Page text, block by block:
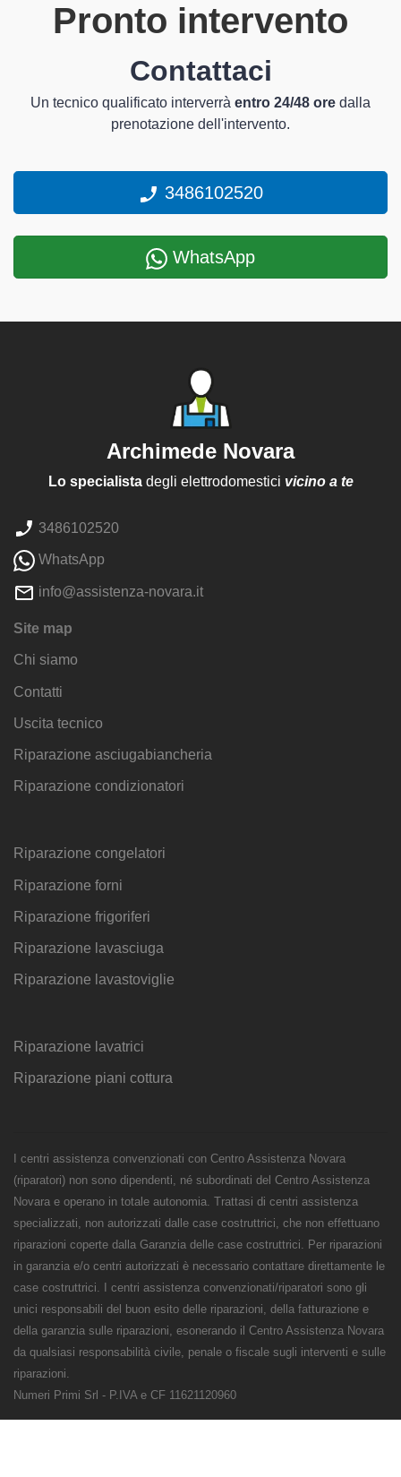
Pronto intervento
Contattaci
Un tecnico qualificato interverrà entro 24/48 ore dalla
prenotazione dell'intervento.
3486102520
WhatsApp
Archimede Novara
Lo specialistadegli elettrodomestici vicino a te
3486102520
WhatsApp
info@assistenza-novara.it
Site map
Chi siamo
Contatti
Uscita tecnico
Riparazione asciugabiancheria
Riparazione condizionatori
Riparazione congelatori
Riparazione forni
Riparazione frigoriferi
Riparazione lavasciuga
Riparazione lavastoviglie
Riparazione lavatrici
Riparazione piani cottura
I centri assistenza convenzionati con Centro Assistenza Novara
(riparatori) non sono dipendenti, né subordinati del Centro Assistenza
Novara e operano in totale autonomia. Trattasi di centri assistenza
specializzati, non autorizzati dalle case costruttrici, che non effettuano
riparazioni coperte dalla Garanzia delle case costruttrici. Per riparazioni
in garanzia e/o centri autorizzati è necessario contattare direttamente le
case costruttrici. I centri assistenza convenzionati/riparatori sono gli
unici responsabili del buon esito delle riparazioni, della fatturazione e
della garanzia sulle riparazioni, esonerando il Centro Assistenza Novara
da qualsiasi responsabilità civile, penale o fiscale sugli interventi e sulle
riparazioni.
Numeri Primi Srl - P.IVA e CF 11621120960